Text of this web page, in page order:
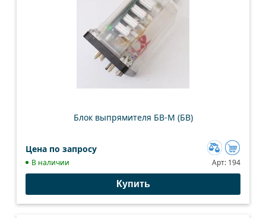
Блок выпрямителя БВ-М (БВ)
Цена по запросу
Добавить
к
В наличии Арт: 194
Купить